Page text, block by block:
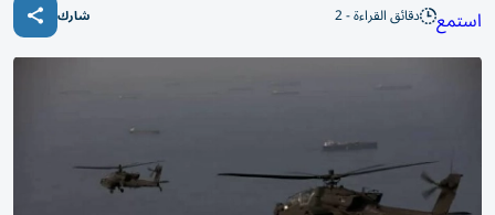
استمع دقائق القراءة - 2 شارك